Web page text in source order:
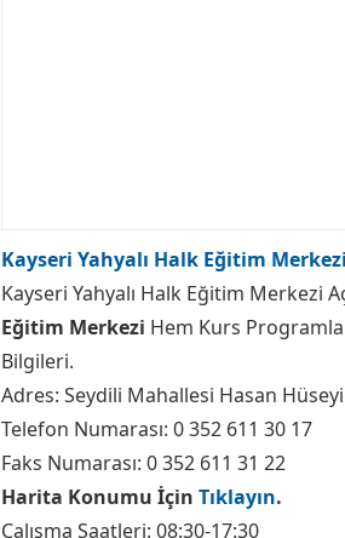
Kayseri Yahyalı Halk Eğitim
Kayseri Yahyalı Halk Eğitim Merkezi
Eğitim Merkezi Hem Kurs
Bilgileri.
Adres: Seydili Mahallesi Hasan
Telefon Numarası: 0 352 611 30 17
Faks Numarası: 0 352 611 31 22
Harita Konumu İçin Tıklayın.
Çalışma Saatleri: 08:30-17:30